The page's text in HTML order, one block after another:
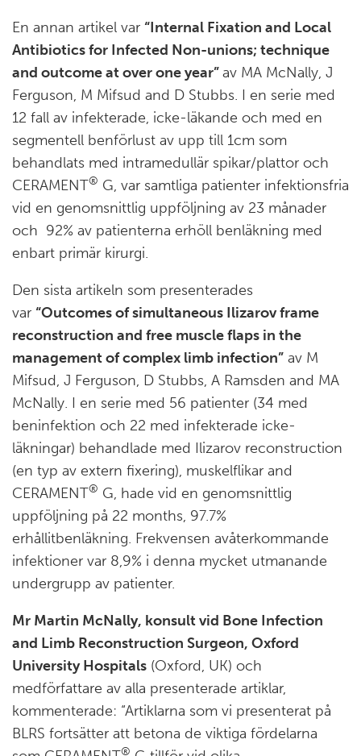
En annan artikel var “Internal Fixation and Local
Antibiotics for Infected Non-unions; technique
and outcome at over one year”av MA McNally, J
Ferguson, M Mifsud and D Stubbs. I en serie med
12 fall av infekterade, icke-läkande och med en
segmentell benförlust av upp till 1cm som
behandlats med intramedullär spikar/plattor och
CERAMENT® G, var samtliga patienter infektionsfria
vid en genomsnittlig uppföljning av 23 månader
och 92% av patienterna erhöll benläkning med
enbart primär kirurgi.
Den sista artikeln som presenterades
var “Outcomes of simultaneous Ilizarov frame
reconstruction and free muscle flaps in the
management of complex limb infection” av M
Mifsud, J Ferguson, D Stubbs, A Ramsden and MA
McNally. I en serie med 56 patienter (34 med
beninfektion och 22 med infekterade icke-
läkningar) behandlade med Ilizarov reconstruction
(en typ av extern fixering), muskelflikar and
CERAMENT® G, hade vid en genomsnittlig
uppföljning på 22 months, 97.7%
erhållitbenläkning. Frekvensen avåterkommande
infektioner var 8,9% i denna mycket utmanande
undergrupp av patienter.
Mr Martin McNally, konsult vid Bone Infection
and Limb Reconstruction Surgeon, Oxford
University Hospitals (Oxford, UK) och
medförfattare av alla presenterade artiklar,
kommenterade: “Artiklarna som vi presenterat på
BLRS fortsätter att betona de viktiga fördelarna
®